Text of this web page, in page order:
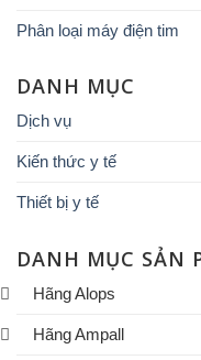
Phân loại máy điện tim
DANH MỤC
Dịch vụ
Kiến thức y tế
Thiết bị y tế
DANH MỤC SẢN
Hãng Alops
Hãng Ampall